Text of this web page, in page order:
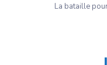
La bataille